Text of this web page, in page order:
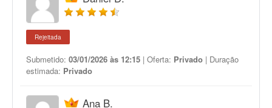
Rejeitada
Submetido: 03/01/2026 às 12:15 | Oferta: Privado | Duração
estimada: Privado
Ana B.